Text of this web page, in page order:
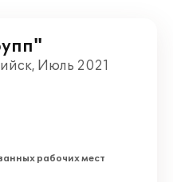
Июль 2021
рабочих мест